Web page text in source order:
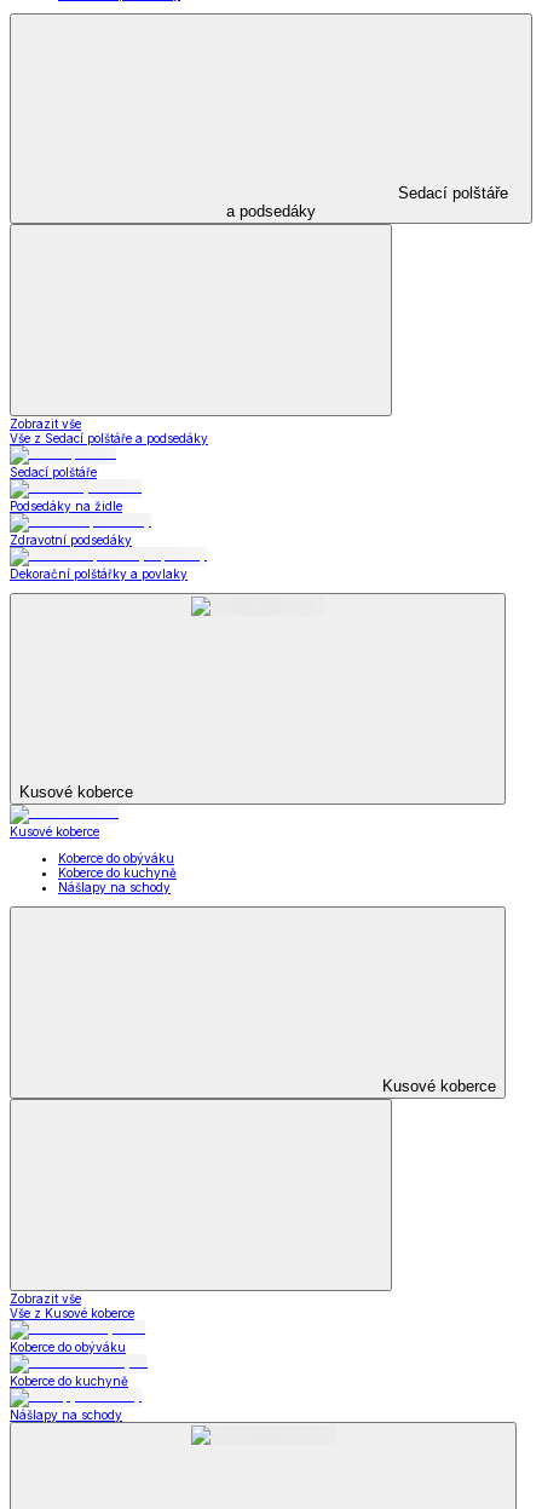
Sedací polštáře
a podsedáky
Zobrazit vše
Vše z Sedací polštáře a podsedáky
Sedací polštáře
Podsedáky na židle
Zdravotní podsedáky
Dekorační polštářky a povlaky
Kusové koberce
Kusové koberce
Koberce do obýváku
Koberce do kuchyně
Nášlapy na schody
Kusové koberce
Zobrazit vše
Vše z Kusové koberce
Koberce do obýváku
Koberce do kuchyně
Nášlapy na schody